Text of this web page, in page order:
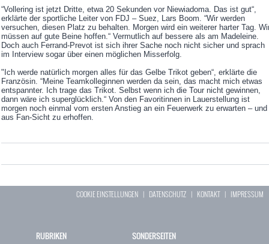
“Vollering ist jetzt Dritte, etwa 20 Sekunden vor Niewiadoma. Das ist gut“,
erklärte der sportliche Leiter von FDJ – Suez, Lars Boom. “Wir werden
versuchen, diesen Platz zu behalten. Morgen wird ein weiterer harter Tag.
müssen auf gute Beine hoffen.“ Vermutlich auf bessere als am Madeleine.
Doch auch Ferrand-Prevot ist sich ihrer Sache noch nicht sicher und sprach
im Interview sogar über einen möglichen Misserfolg.
"Ich werde natürlich morgen alles für das Gelbe Trikot geben“, erklärte die
Französin. “Meine Teamkolleginnen werden da sein, das macht mich etwas
entspannter. Ich trage das Trikot. Selbst wenn ich die Tour nicht gewinnen,
dann wäre ich superglücklich.“ Von den Favoritinnen in Lauerstellung ist
morgen noch einmal vom ersten Anstieg an ein Feuerwerk zu erwarten – und
aus Fan-Sicht zu erhoffen.
COOKIE EINSTELLUNGEN | DATENSCHUTZ | KONTAKT| IMPRESSUM
RUBRIKEN SONDERSEITEN